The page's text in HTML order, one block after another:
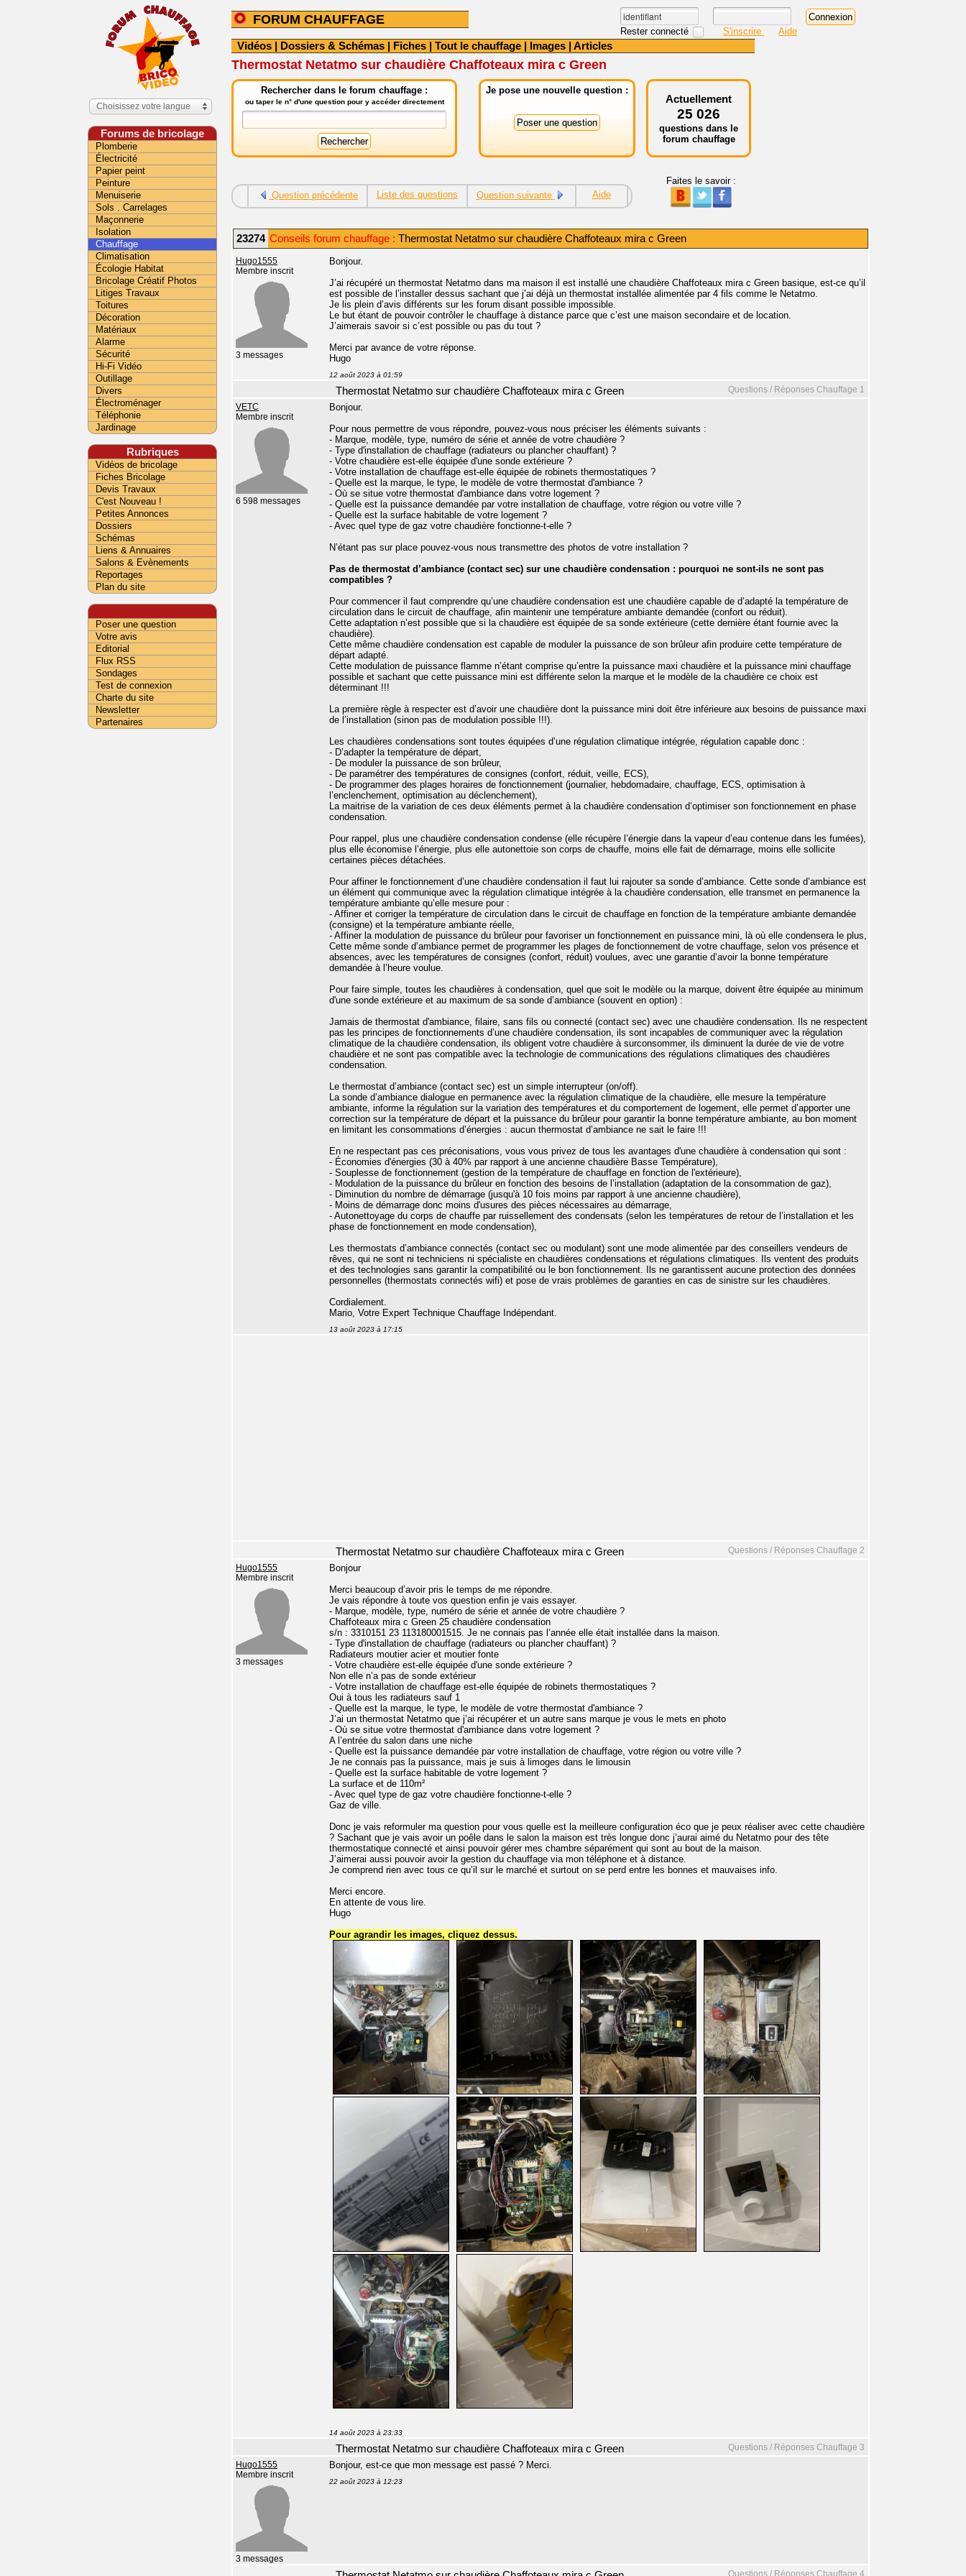
FORUM CHAUFFAGE
Rester connecté S'inscrire Aide
Vidéos | Dossiers & Schémas | Fiches | Tout le chauffage | Images | Articles
Thermostat Netatmo sur chaudière Chaffoteaux mira c Green
Rechercher dans le forum chauffage :
ou taper le n° d'une question pour y accéder directement
Je pose une nouvelle question :
Actuellement
25 026
questions dans le
forum chauffage
Question précédente Liste des questions Question suivante Aide
Faites le savoir :
23274 Conseils forum chauffage : Thermostat Netatmo sur chaudière Chaffoteaux mira c Green
Hugo1555
Membre inscrit
3 messages
Bonjour.
J’ai récupéré un thermostat Netatmo dans ma maison il est installé une chaudière Chaffoteaux mira c Green basique, est-ce qu’il
est possible de l’installer dessus sachant que j’ai déjà un thermostat installée alimentée par 4 fils comme le Netatmo.
Je lis plein d’avis différents sur les forum disant possible impossible.
Le but étant de pouvoir contrôler le chauffage à distance parce que c’est une maison secondaire et de location.
J’aimerais savoir si c’est possible ou pas du tout ?
Merci par avance de votre réponse.
Hugo
12 août 2023 à 01:59
Questions / Réponses Chauffage 1
Thermostat Netatmo sur chaudière Chaffoteaux mira c Green
VETC
Membre inscrit
6 598 messages
Bonjour.
Pour nous permettre de vous répondre, pouvez-vous nous préciser les éléments suivants :
- Marque, modèle, type, numéro de série et année de votre chaudière ?
- Type d'installation de chauffage (radiateurs ou plancher chauffant) ?
- Votre chaudière est-elle équipée d'une sonde extérieure ?
- Votre installation de chauffage est-elle équipée de robinets thermostatiques ?
- Quelle est la marque, le type, le modèle de votre thermostat d'ambiance ?
- Où se situe votre thermostat d'ambiance dans votre logement ?
- Quelle est la puissance demandée par votre installation de chauffage, votre région ou votre ville ?
- Quelle est la surface habitable de votre logement ?
- Avec quel type de gaz votre chaudière fonctionne-t-elle ?
N’étant pas sur place pouvez-vous nous transmettre des photos de votre installation ?
Pas de thermostat d’ambiance (contact sec) sur une chaudière condensation : pourquoi ne sont-ils ne sont pas
compatibles ?
Pour commencer il faut comprendre qu’une chaudière condensation est une chaudière capable de d’adapté la température de
circulation dans le circuit de chauffage, afin maintenir une température ambiante demandée (confort ou réduit).
Cette adaptation n’est possible que si la chaudière est équipée de sa sonde extérieure (cette dernière étant fournie avec la
chaudière).
Cette même chaudière condensation est capable de moduler la puissance de son brûleur afin produire cette température de
départ adapté.
Cette modulation de puissance flamme n’étant comprise qu’entre la puissance maxi chaudière et la puissance mini chauffage
possible et sachant que cette puissance mini est différente selon la marque et le modèle de la chaudière ce choix est
déterminant !!!
La première règle à respecter est d’avoir une chaudière dont la puissance mini doit être inférieure aux besoins de puissance maxi
de l’installation (sinon pas de modulation possible !!!).
Les chaudières condensations sont toutes équipées d’une régulation climatique intégrée, régulation capable donc :
- D’adapter la température de départ,
- De moduler la puissance de son brûleur,
- De paramétrer des températures de consignes (confort, réduit, veille, ECS),
- De programmer des plages horaires de fonctionnement (journalier, hebdomadaire, chauffage, ECS, optimisation à
l’enclenchement, optimisation au déclenchement),
La maitrise de la variation de ces deux éléments permet à la chaudière condensation d’optimiser son fonctionnement en phase
condensation.
Pour rappel, plus une chaudière condensation condense (elle récupère l’énergie dans la vapeur d’eau contenue dans les fumées),
plus elle économise l’énergie, plus elle autonettoie son corps de chauffe, moins elle fait de démarrage, moins elle sollicite
certaines pièces détachées.
Pour affiner le fonctionnement d’une chaudière condensation il faut lui rajouter sa sonde d’ambiance. Cette sonde d’ambiance est
un élément qui communique avec la régulation climatique intégrée à la chaudière condensation, elle transmet en permanence la
température ambiante qu’elle mesure pour :
- Affiner et corriger la température de circulation dans le circuit de chauffage en fonction de la température ambiante demandée
(consigne) et la température ambiante réelle,
- Affiner la modulation de puissance du brûleur pour favoriser un fonctionnement en puissance mini, là où elle condensera le plus,
Cette même sonde d’ambiance permet de programmer les plages de fonctionnement de votre chauffage, selon vos présence et
absences, avec les températures de consignes (confort, réduit) voulues, avec une garantie d’avoir la bonne température
demandée à l’heure voulue.
Pour faire simple, toutes les chaudières à condensation, quel que soit le modèle ou la marque, doivent être équipée au minimum
d'une sonde extérieure et au maximum de sa sonde d’ambiance (souvent en option) :
Jamais de thermostat d'ambiance, filaire, sans fils ou connecté (contact sec) avec une chaudière condensation. Ils ne respectent
pas les principes de fonctionnements d’une chaudière condensation, ils sont incapables de communiquer avec la régulation
climatique de la chaudière condensation, ils obligent votre chaudière à surconsommer, ils diminuent la durée de vie de votre
chaudière et ne sont pas compatible avec la technologie de communications des régulations climatiques des chaudières
condensation.
Le thermostat d’ambiance (contact sec) est un simple interrupteur (on/off).
La sonde d’ambiance dialogue en permanence avec la régulation climatique de la chaudière, elle mesure la température
ambiante, informe la régulation sur la variation des températures et du comportement de logement, elle permet d’apporter une
correction sur la température de départ et la puissance du brûleur pour garantir la bonne température ambiante, au bon moment
en limitant les consommations d’énergies : aucun thermostat d’ambiance ne sait le faire !!!
En ne respectant pas ces préconisations, vous vous privez de tous les avantages d'une chaudière à condensation qui sont :
- Économies d'énergies (30 à 40% par rapport à une ancienne chaudière Basse Température),
- Souplesse de fonctionnement (gestion de la température de chauffage en fonction de l'extérieure),
- Modulation de la puissance du brûleur en fonction des besoins de l’installation (adaptation de la consommation de gaz),
- Diminution du nombre de démarrage (jusqu'à 10 fois moins par rapport à une ancienne chaudière),
- Moins de démarrage donc moins d'usures des pièces nécessaires au démarrage,
- Autonettoyage du corps de chauffe par ruissellement des condensats (selon les températures de retour de l’installation et les
phase de fonctionnement en mode condensation),
Les thermostats d’ambiance connectés (contact sec ou modulant) sont une mode alimentée par des conseillers vendeurs de
rêves, qui ne sont ni techniciens ni spécialiste en chaudières condensations et régulations climatiques. Ils ventent des produits
et des technologies sans garantir la compatibilité ou le bon fonctionnement. Ils ne garantissent aucune protection des données
personnelles (thermostats connectés wifi) et pose de vrais problèmes de garanties en cas de sinistre sur les chaudières.
Cordialement.
Mario, Votre Expert Technique Chauffage Indépendant.
13 août 2023 à 17:15
Questions / Réponses Chauffage 2
Thermostat Netatmo sur chaudière Chaffoteaux mira c Green
Hugo1555
Membre inscrit
3 messages
Bonjour
Merci beaucoup d’avoir pris le temps de me répondre.
Je vais répondre à toute vos question enfin je vais essayer.
- Marque, modèle, type, numéro de série et année de votre chaudière ?
Chaffoteaux mira c Green 25 chaudière condensation
s/n : 3310151 23 113180001515. Je ne connais pas l’année elle était installée dans la maison.
- Type d'installation de chauffage (radiateurs ou plancher chauffant) ?
Radiateurs moutier acier et moutier fonte
- Votre chaudière est-elle équipée d'une sonde extérieure ?
Non elle n’a pas de sonde extérieur
- Votre installation de chauffage est-elle équipée de robinets thermostatiques ?
Oui à tous les radiateurs sauf 1
- Quelle est la marque, le type, le modèle de votre thermostat d'ambiance ?
J’ai un thermostat Netatmo que j’ai récupérer et un autre sans marque je vous le mets en photo
- Où se situe votre thermostat d'ambiance dans votre logement ?
A l’entrée du salon dans une niche
- Quelle est la puissance demandée par votre installation de chauffage, votre région ou votre ville ?
Je ne connais pas la puissance, mais je suis à limoges dans le limousin
- Quelle est la surface habitable de votre logement ?
La surface et de 110m²
- Avec quel type de gaz votre chaudière fonctionne-t-elle ?
Gaz de ville.
Donc je vais reformuler ma question pour vous quelle est la meilleure configuration éco que je peux réaliser avec cette chaudière
? Sachant que je vais avoir un poêle dans le salon la maison est très longue donc j’aurai aimé du Netatmo pour des tête
thermostatique connecté et ainsi pouvoir gérer mes chambre séparément qui sont au bout de la maison.
J’aimerai aussi pouvoir avoir la gestion du chauffage via mon téléphone et à distance.
Je comprend rien avec tous ce qu’il sur le marché et surtout on se perd entre les bonnes et mauvaises info.
Merci encore.
En attente de vous lire.
Hugo
Pour agrandir les images, cliquez dessus.
14 août 2023 à 23:33
Questions / Réponses Chauffage 3
Thermostat Netatmo sur chaudière Chaffoteaux mira c Green
Hugo1555
Membre inscrit
3 messages
Bonjour, est-ce que mon message est passé ? Merci.
22 août 2023 à 12:23
Questions / Réponses Chauffage 4
Choisissez votre langue
Forums de bricolage
Plomberie
Électricité
Papier peint
Peinture
Menuiserie
Sols . Carrelages
Maçonnerie
Isolation
Chauffage
Climatisation
Écologie Habitat
Bricolage Créatif Photos
Litiges Travaux
Toitures
Décoration
Matériaux
Alarme
Sécurité
Hi-Fi Vidéo
Outillage
Divers
Électroménager
Téléphonie
Jardinage
Rubriques
Vidéos de bricolage
Fiches Bricolage
Devis Travaux
C'est Nouveau !
Petites Annonces
Dossiers
Schémas
Liens & Annuaires
Salons & Evènements
Reportages
Plan du site
Poser une question
Votre avis
Editorial
Flux RSS
Sondages
Test de connexion
Charte du site
Newsletter
Partenaires